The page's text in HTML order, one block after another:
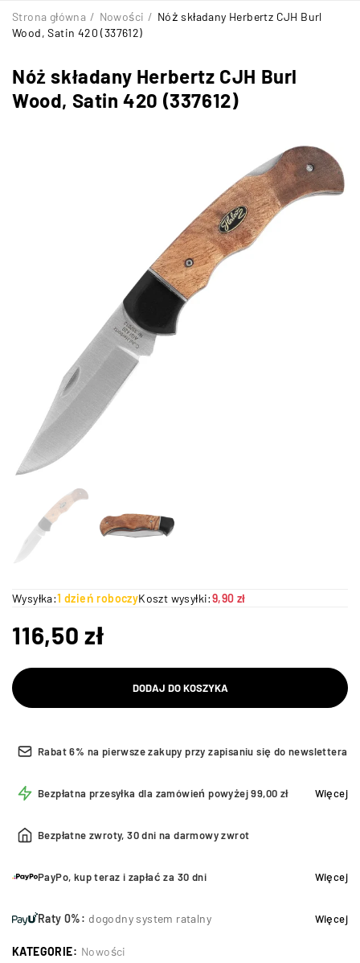
Nóż składany Herbertz CJH Burl
Wood, Satin 420 (337612)
Strona główna / Nowości / Nóż składany Herbertz CJH Burl
Wood, Satin 420 (337612)
Wysyłka:1 dzień roboczyKoszt wysyłki:9,90 zł
116,50zł
DODAJ DO KOSZYKA
Rabat 6% na pierwsze zakupy przy zapisaniu się do newslettera
Bezpłatna przesyłka dla zamówień powyżej 99,00 zł Więcej
Bezpłatne zwroty, 30 dni na darmowy zwrot
PayPo, kup teraz i zapłać za 30 dni Więcej
Raty 0%: dogodny system ratalny Więcej
KATEGORIE: Nowości